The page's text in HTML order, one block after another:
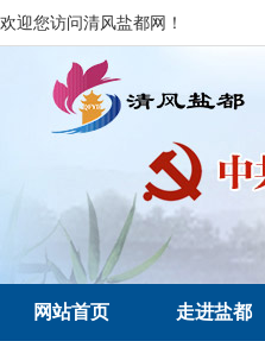
欢迎您访问清风盐都网！
网站首页 走进盐都